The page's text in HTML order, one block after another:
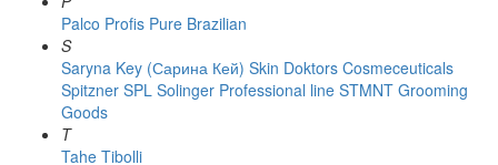
Palco Profis Pure Brazilian
S
Saryna Key (Сарина Кей) Skin Doktors Cosmeceuticals
Spitzner SPL Solinger Professional line STMNT Grooming
Goods
T
Tahe Tibolli